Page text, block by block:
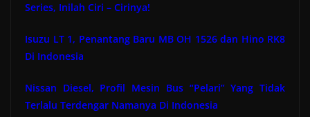
Series, Inilah Ciri – Cirinya!
Isuzu LT 1, Penantang Baru MB OH 1526 dan Hino RK8
Di Indonesia
Nissan Diesel, Profil Mesin Bus “Pelari” Yang Tidak
Terlalu Terdengar Namanya Di Indonesia